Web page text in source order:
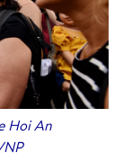
Hoi An